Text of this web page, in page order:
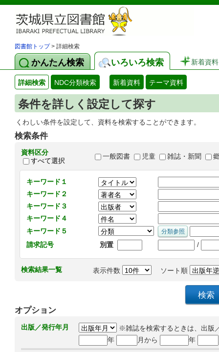
図書館トップ> 詳細検索
かんたん検索 いろいろ検索 新着資料
詳細検索 NDC分類検索 新着資料 テーマ資料
条件を詳しく設定して探す
くわしい条件を設定して、資料を検索することができます。
検索条件
資料区分
すべて選択
一般図書 児童 雑誌・新聞
キーワード１
キーワード２
キーワード３
キーワード４
キーワード５
請求記号
別置 /
検索結果一覧 表示件数 ソート順
オプション
出版／発行年月
※雑誌を検索するときは、出版
年
月から 年